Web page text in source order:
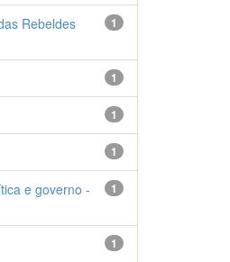
1
Rebeldes
1
1
1
1
e governo -
1